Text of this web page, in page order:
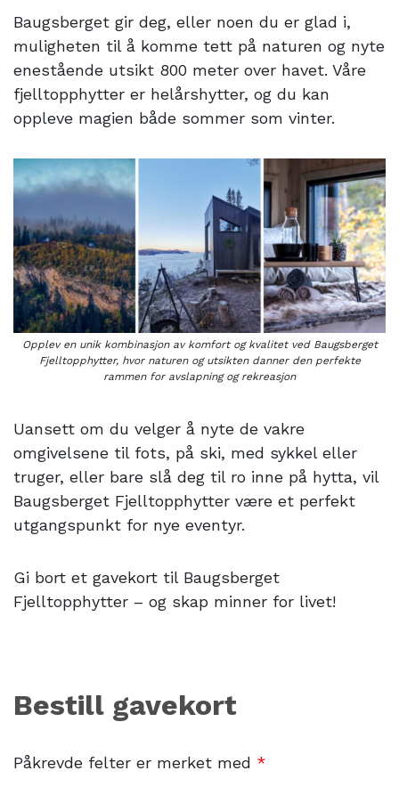
Baugsberget gir deg, eller noen du er glad i,
muligheten til å komme tett på naturen og nyte
enestående utsikt 800 meter over havet. Våre
fjelltopphytter er helårshytter, og du kan
oppleve magien både sommer som vinter.
Opplev en unik kombinasjon av komfort og kvalitet ved Baugsberget
Fjelltopphytter, hvor naturen og utsikten danner den perfekte
rammen for avslapning og rekreasjon
Uansett om du velger å nyte de vakre
omgivelsene til fots, på ski, med sykkel eller
truger, eller bare slå deg til ro inne på hytta, vil
Baugsberget Fjelltopphytter være et perfekt
utgangspunkt for nye eventyr.
Gi bort et gavekort til Baugsberget
Fjelltopphytter – og skap minner for livet!
Bestill gavekort
Påkrevde felter er merket med *